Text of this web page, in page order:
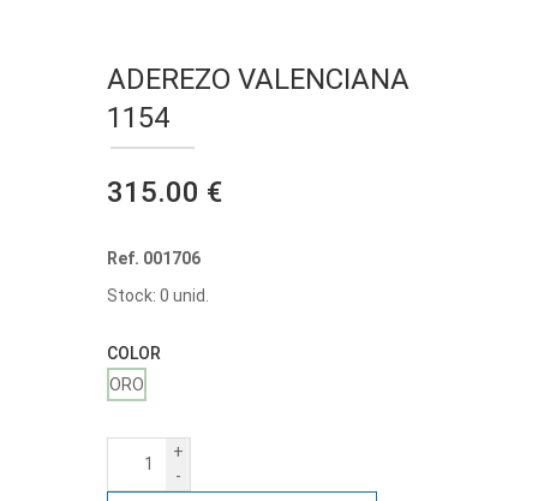
ADEREZO VALENCIANA
1154
315.00 €
Ref. 001706
Stock: 0 unid.
COLOR
ORO
+
-